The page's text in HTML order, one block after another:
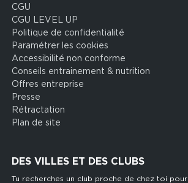
CGU
CGU LEVEL UP
Politique de confidentialité
Paramétrer les cookies
Accessibilité non conforme
Conseils entrainement & nutrition
Offres entreprise
Presse
Rétractation
Plan de site
DES VILLES ET DES CLUBS
Tu recherches un club proche de chez toi pour